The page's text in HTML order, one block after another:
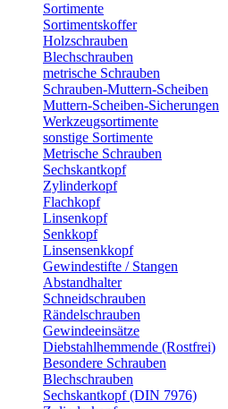
Sortimente
Sortimentskoffer
Holzschrauben
Blechschrauben
metrische Schrauben
Schrauben-Muttern-Scheiben
Muttern-Scheiben-Sicherungen
Werkzeugsortimente
sonstige Sortimente
Metrische Schrauben
Sechskantkopf
Zylinderkopf
Flachkopf
Linsenkopf
Senkkopf
Linsensenkkopf
Gewindestifte / Stangen
Abstandhalter
Schneidschrauben
Rändelschrauben
Gewindeeinsätze
Diebstahlhemmende (Rostfrei)
Besondere Schrauben
Blechschrauben
Sechskantkopf (DIN 7976)